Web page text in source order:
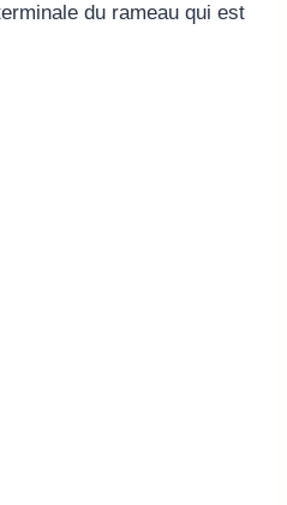
du rameau qui est